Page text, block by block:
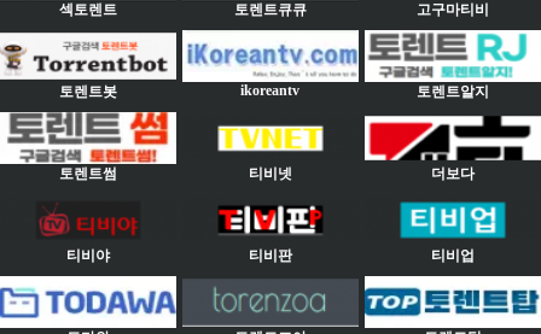
섹토렌트 토렌트큐큐 고구마티비
토렌트봇 ikoreantv 토렌트알지
토렌트썸 티비넷 더보다
티비야 티비판 티비업